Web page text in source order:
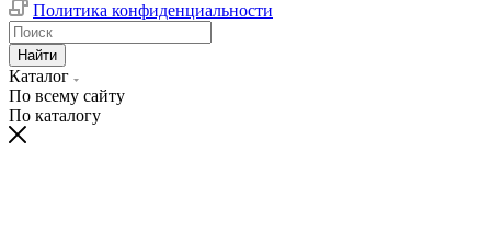
Политика конфиденциальности
Найти
Каталог
По всему сайту
По каталогу